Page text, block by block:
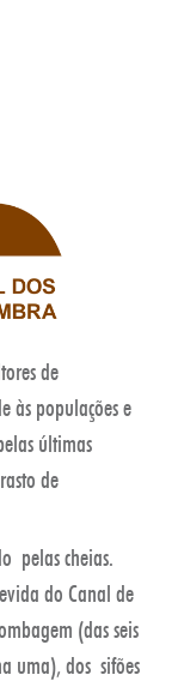
de
às populações e
últimas
de
pelas cheias.
do Canal de
(das seis
uma), dos sifões